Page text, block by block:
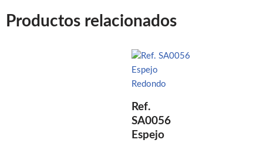
Productos relacionados
Ref.
SA0056
Espejo